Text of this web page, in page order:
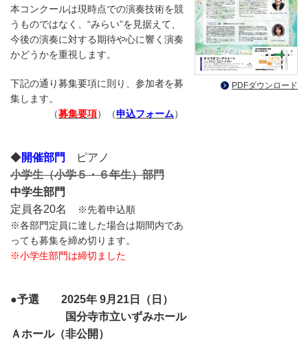
本コンクールは現時点での演奏技術を競
うものではなく、“みらい”を見据えて、
今後の演奏に対する期待や心に響く演奏
かどうかを重視します。
下記の通り募集要項に則り、参加者を募
集します。
（募集要項）（申込フォーム）
◆開催部門
ピアノ
小学生（小学５・６年生）部門
中学生部門
定員各20名
※先着申込順
※各部門定員に達した場合は期間内であ
っても募集を締め切ります。
※小学生部門は締切ました
●予選 2025年 9月21日（日）
国分寺市立いずみホール
Ａホール（非公開）
PDFダウンロード